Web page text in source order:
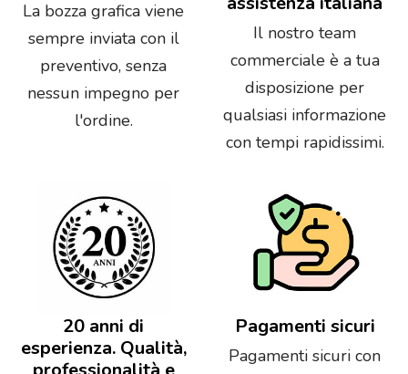
La bozza grafica viene
sempre inviata con il
preventivo, senza
nessun impegno per
l'ordine.
Il nostro team
commerciale è a tua
disposizione per
qualsiasi informazione
con tempi rapidissimi.
20 anni di
esperienza. Qualità,
Pagamenti sicuri
Pagamenti sicuri con